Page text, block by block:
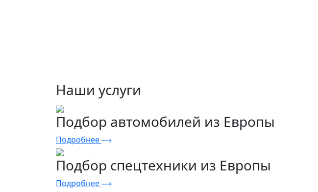
Наши услуги
Подбор автомобилей из Европы
Подробнее
Подбор спецтехники из Европы
Подробнее